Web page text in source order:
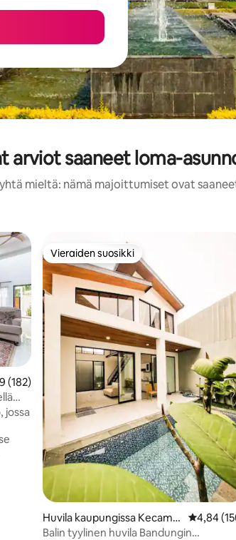
arviot saaneet loma-
mieltä: nämä majoittumiset ovat
arvio 4,99/5, 182 arvostelua
(182)
jossa
Vieraiden suosikki
Vieraiden suosikki
Huvila kaupungissa Kecamat
an Andir
4,84
Balin tyylinen huvila Bandungin